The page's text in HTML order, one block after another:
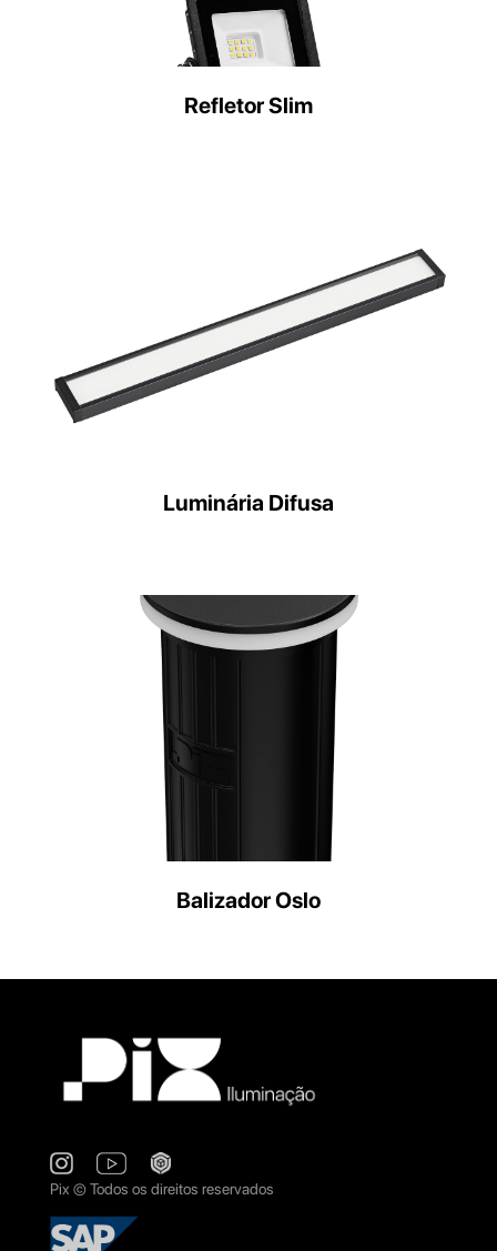
Refletor Slim
Luminária Difusa
Balizador Oslo
Pix © Todos os direitos reservados